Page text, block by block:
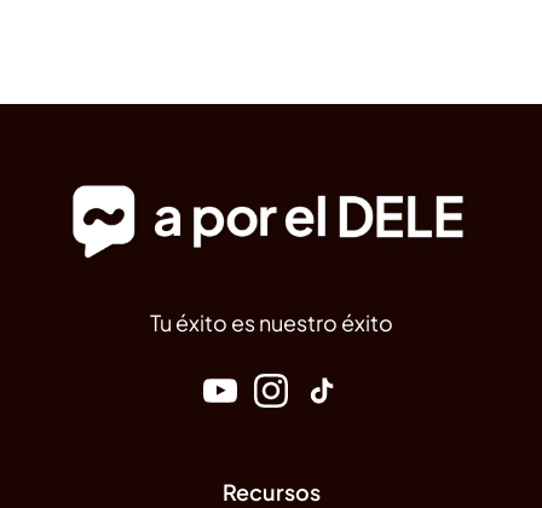
Tu éxito es nuestro éxito
Recursos